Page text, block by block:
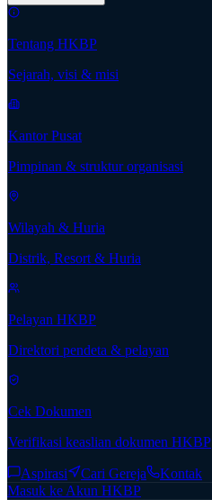
Tentang HKBP
Sejarah, visi & misi
Kantor Pusat
Pimpinan & struktur organisasi
Wilayah & Huria
Distrik, Resort & Huria
Pelayan HKBP
Direktori pendeta & pelayan
Cek Dokumen
Verifikasi keaslian dokumen HKBP
Aspirasi Cari Gereja
Kontak
Masuk ke Akun HKBP